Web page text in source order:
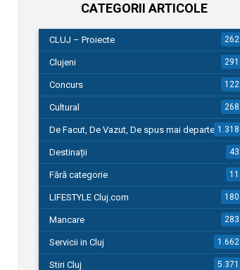
CATEGORII ARTICOLE
CLUJ – Proiecte 262
Clujeni 291
Concurs 122
Cultural 268
De Facut, De Vazut, De spus mai departe…1.318
Destinații 43
Fără categorie 11
LIFESTYLE Cluj.com 180
Mancare 283
Servicii in Cluj 1.662
Stiri Cluj 5.371